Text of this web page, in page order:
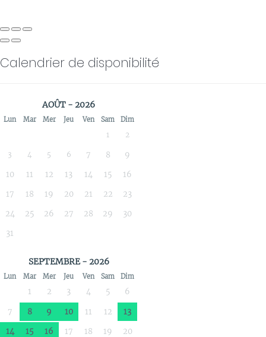
Calendrier de disponibilité
AOÛT - 2026
Lun Mar Mer Jeu Ven Sam Dim
1 2
3 4 5 6 7 8
9
10
11 12 13 14 15
16
17
18 19 20 21 22
23
24
25 26 27 28 29
30
31
SEPTEMBRE - 2026
Lun Mar Mer Jeu Ven Sam Dim
1 2 3 4 5
6
7
8 9 10 11 12
13
14
15 16 17 18 19
20